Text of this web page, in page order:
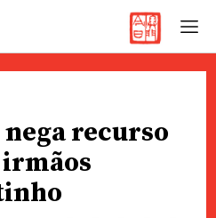
recurso
irmãos